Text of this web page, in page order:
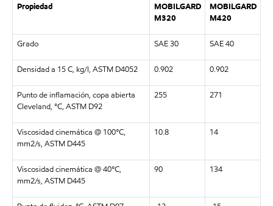
Propiedad
MOBILGARD
M320
MOBILGARD
M420
Grado SAE 30 SAE 40
Densidad a 15 C, kg/l, ASTM D4052 0.902 0.902
Punto de inflamación, copa abierta
Cleveland, °C, ASTM D92
255 271
Viscosidad cinemática @ 100°C,
mm2/s, ASTM D445
10.8 14
Viscosidad cinemática @ 40°C,
mm2/s, ASTM D445
90 134